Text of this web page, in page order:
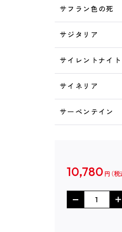
サフラン色の死
サジタリア
サイレントナイト
サイネリア
サーペンテイン
10,780 円